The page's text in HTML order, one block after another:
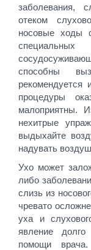
заболевания,
отеком
носовые ходы
способны
рекомендуется
процедуры
малоприятны.
нехитрые
выдыхайте
надувать
Ухо может
либо
слизь из
чревато
уха и
явление
помощи